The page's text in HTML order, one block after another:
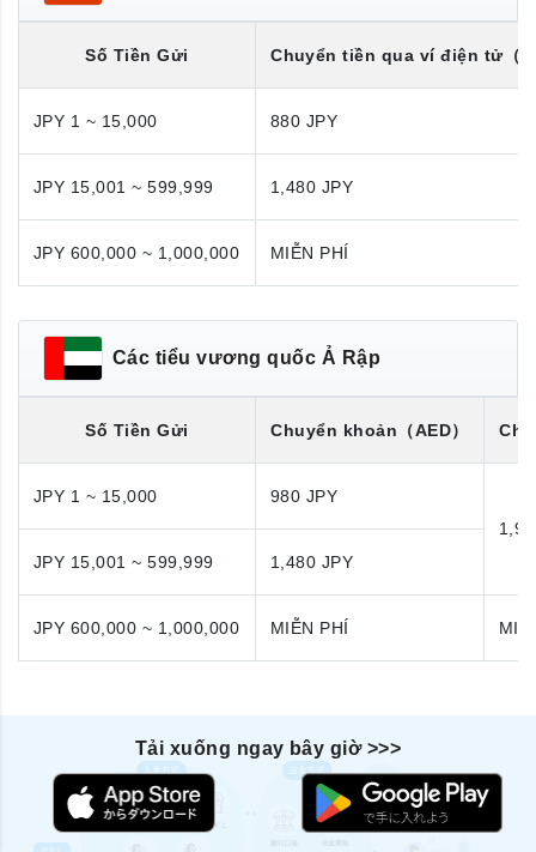
Số Tiền Gửi Chuyển tiền qua ví điện tử（
JPY 1 ~ 15,000 880 JPY
JPY 15,001 ~ 599,999 1,480 JPY
JPY 600,000 ~ 1,000,000 MIỄN PHÍ
Các tiểu vương quốc Ả Rập
Số Tiền Gửi Chuyển khoản （AED）
JPY 1 ~ 15,000
980 JPY
JPY 15,001 ~ 599,999
1,480 JPY
JPY 600,000 ~ 1,000,000 MIỄN PHÍ
Tải xuống ngay bây giờ >>>